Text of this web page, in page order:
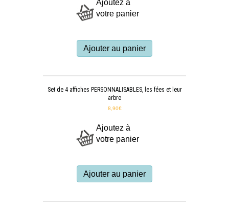
Ajoutez à
votre panier
Ajouter au panier
Set de 4 affiches PERSONNALISABLES, les fées et leur
arbre
8,90€
Ajoutez à
votre panier
Ajouter au panier